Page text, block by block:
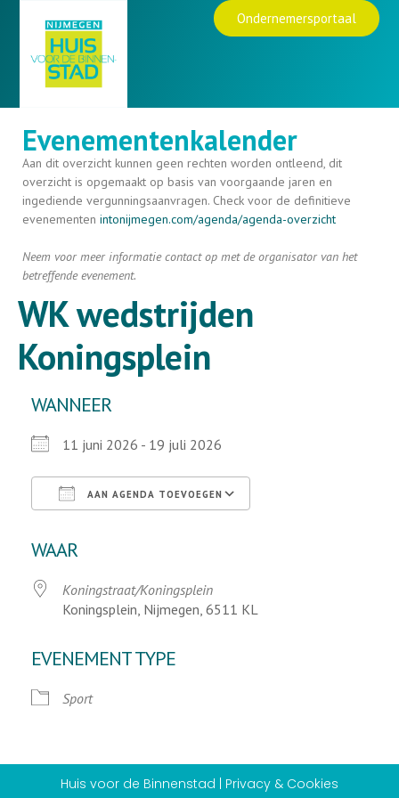
Ondernemersportaal
Evenementenkalender
Aan dit overzicht kunnen geen rechten worden ontleend, dit
overzicht is opgemaakt op basis van voorgaande jaren en
ingediende vergunningsaanvragen. Check voor de definitieve
evenementen intonijmegen.com/agenda/agenda-overzicht
Neem voor meer informatie contact op met de organisator van het
betreffende evenement.
WK wedstrijden
Koningsplein
WANNEER
11 juni 2026 - 19 juli 2026
AAN AGENDA TOEVOEGEN
WAAR
Koningstraat/Koningsplein
Koningsplein, Nijmegen, 6511 KL
EVENEMENT TYPE
Sport
Huis voor de Binnenstad | Privacy & Cookies